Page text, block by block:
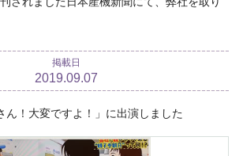
掲載日
2019.09.07
ん！大変ですよ！」に出演しました